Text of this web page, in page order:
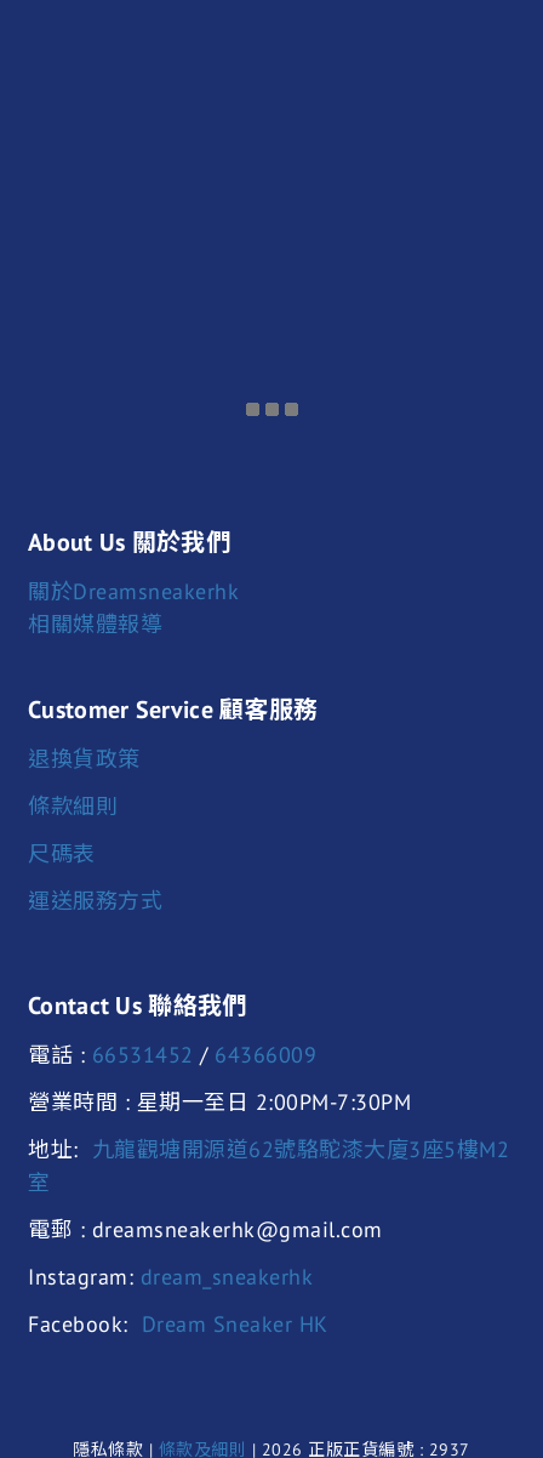
About Us 關於我們
關於Dreamsneakerhk
相關媒體報導
Customer Service 顧客服務
退換貨政策
條款細則
尺碼表
運送服務方式
Contact Us 聯絡我們
電話 : 66531452 / 64366009
營業時間 : 星期一至日 2:00PM-7:30PM
地址:
九龍觀塘開源道62號駱駝漆大廈3座5樓M2
室
電郵 : dreamsneakerhk@gmail.com
Instagram: dream_sneakerhk
Facebook: Dream Sneaker HK
隱私條款 | 條款及細則 | 2026 正版正貨編號 : 2937